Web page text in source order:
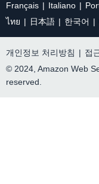
Français
Italiano
ไทย
日本語 한국어
개인정보 처리방침 | 접
© 2024, Amazon Web
reserved.